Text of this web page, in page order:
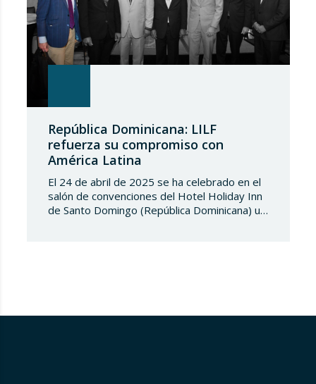
República Dominicana: LILF
refuerza su compromiso con
América Latina
El 24 de abril de 2025 se ha celebrado en el
salón de convenciones del Hotel Holiday Inn
de Santo Domingo (República Dominicana) un